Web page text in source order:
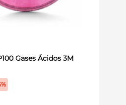
Gases Ácidos 3M